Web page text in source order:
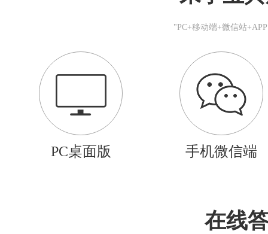
"PC+移动端+微信站
PC桌面版 手机微信端
在线